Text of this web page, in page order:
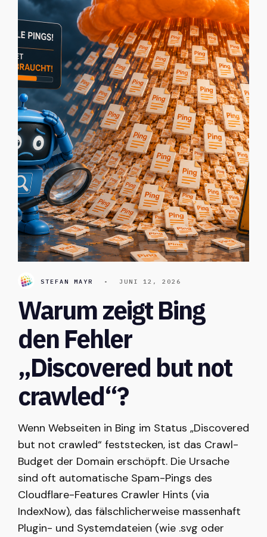
STEFAN MAYR • JUNI 12, 2026
Warum zeigt Bing
den Fehler
„Discovered but not
crawled“?
Wenn Webseiten in Bing im Status „Discovered
but not crawled“ feststecken, ist das Crawl-
Budget der Domain erschöpft. Die Ursache
sind oft automatische Spam-Pings des
Cloudflare-Features Crawler Hints (via
IndexNow), das fälschlicherweise massenhaft
Plugin- und Systemdateien (wie .svg oder